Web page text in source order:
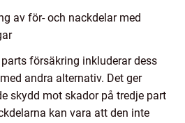
av för- och nackdelar med
försäkring inkluderar dess
andra alternativ. Det ger
skydd mot skador på tredje part
kan vara att den inte